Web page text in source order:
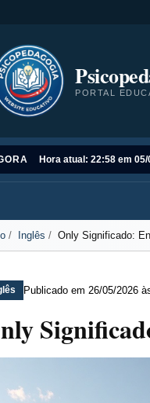
PORTAL
Hora atual: 22:58 em 05/
Inglês Only Significado:
Publicado em 26/05/2026